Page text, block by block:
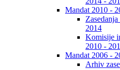
Mandat 2010 -
2014
Komisije
2010 -
Mandat 2006 -
Arhiv